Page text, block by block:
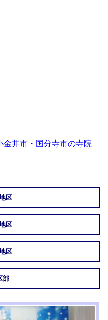
金井市・国分寺市の寺院
区
区
区
部